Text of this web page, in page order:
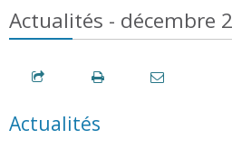
Actualités - décembre
Actualités